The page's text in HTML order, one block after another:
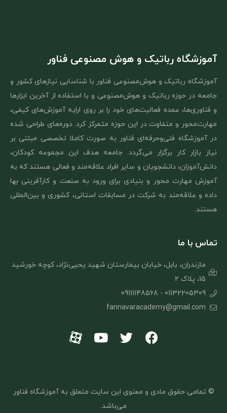
آموزشگاه رباتیک و هوش مصنوعی فناور
آموزشگاه رباتیک و هوش‌مصنوعی فناور با شناسایی نیازهای کشور و
جامعه در حوزه رباتیک و هوش‌مصنوعی و با استفاده از آخرین ابزارها
و فناوری‌ها، عمده فعالیت‌های خود را بر روی ارایه آموزش‌های کیفی،
مهارت‌محور و متفاوت در این حوزه متمرکز کرد. دوره‌های طراحی شده
در آموزشگاه فنی‌و‌حرفه‌ای فناور به صورت کاملا تخصصی مبتنی بر
نیاز بازار کار برگزار می‌گردد. جامعه هدف این مجموعه کودکان،
دانش‌آموزان، دانشجویان و سایر افراد علاقه‌مند و فعالی هستند که به
آموزش مهارت‌ محور و بنیادی برای ورود به صنعت و کارآفرینی بها
داده و علاقه‌مند به شرکت در مسابقات استانی، کشوری و بین‌المللی
هستند.
تماس با ما
مازندران، بابل، خیابان بیمارستان شهید یحیی‌نژاد، کوچه خورشید
15، پلاک 2
01132205309 - 09111148568
fannavaracademy@gmail.com
© تمامی حقوق مادی و معنوی این سایت متعلق بهآموزشگاه فناور
می‌باشد.